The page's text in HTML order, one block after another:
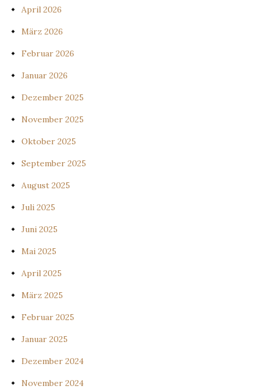
April 2026
März 2026
Februar 2026
Januar 2026
Dezember 2025
November 2025
Oktober 2025
September 2025
August 2025
Juli 2025
Juni 2025
Mai 2025
April 2025
März 2025
Februar 2025
Januar 2025
Dezember 2024
November 2024